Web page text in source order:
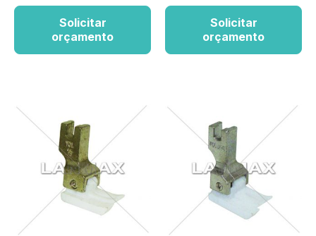
Solicitar
orçamento
Solicitar
orçamento